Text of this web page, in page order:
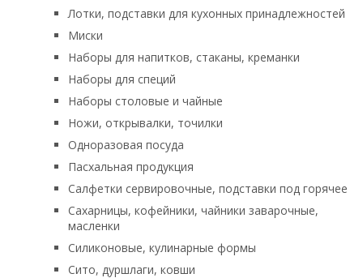
Лотки, подставки для кухонных принадлежностей
Миски
Наборы для напитков, стаканы, креманки
Наборы для специй
Наборы столовые и чайные
Ножи, открывалки, точилки
Одноразовая посуда
Пасхальная продукция
Салфетки сервировочные, подставки под горячее
Сахарницы, кофейники, чайники заварочные,
масленки
Силиконовые, кулинарные формы
Сито, дуршлаги, ковши